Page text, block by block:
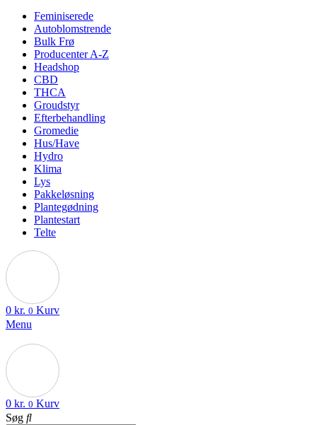
Feminiserede
Autoblomstrende
Bulk Frø
Producenter A-Z
Headshop
CBD
THCA
Groudstyr
Efterbehandling
Gromedie
Hus/Have
Hydro
Klima
Lys
Pakkeløsning
Plantegødning
Plantestart
Telte
0 kr. 0 Kurv
Menu
0 kr. 0 Kurv
Søg